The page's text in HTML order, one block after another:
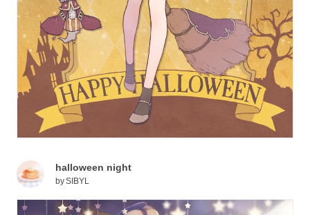
halloween night
bySIBYL